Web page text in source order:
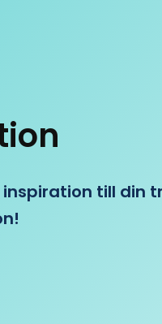
till din